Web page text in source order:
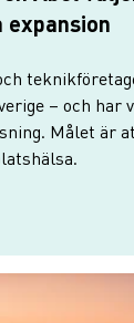
expansion
– och har
Målet är